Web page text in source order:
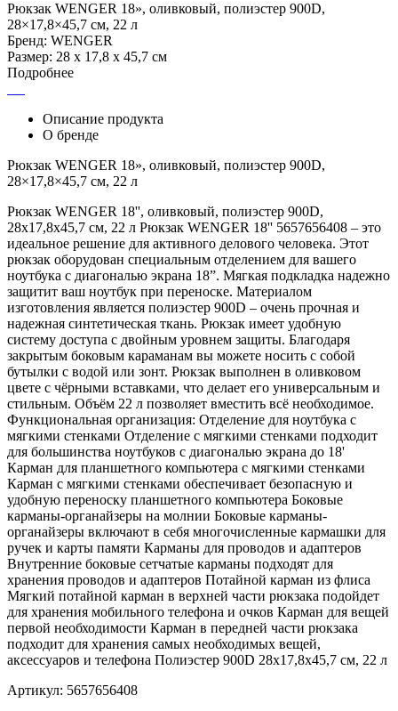
Рюкзак WENGER 18», оливковый, полиэстер 900D,
28×17,8×45,7 см, 22 л
Бренд: WENGER
Размер: 28 x 17,8 x 45,7 см
Подробнее
Описание продукта
О бренде
Рюкзак WENGER 18», оливковый, полиэстер 900D,
28×17,8×45,7 см, 22 л
Рюкзак WENGER 18'', оливковый, полиэстер 900D,
28x17,8x45,7 см, 22 л Рюкзак WENGER 18'' 5657656408 – это
идеальное решение для активного делового человека. Этот
рюкзак оборудован специальным отделением для вашего
ноутбука с диагональю экрана 18”. Мягкая подкладка надежно
защитит ваш ноутбук при переноске. Материалом
изготовления является полиэстер 900D – очень прочная и
надежная синтетическая ткань. Рюкзак имеет удобную
систему доступа с двойным уровнем защиты. Благодаря
закрытым боковым караманам вы можете носить с собой
бутылки с водой или зонт. Рюкзак выполнен в оливковом
цвете с чёрными вставками, что делает его универсальным и
стильным. Объём 22 л позволяет вместить всё необходимое.
Функциональная организация: Отделение для ноутбука с
мягкими стенками Отделение с мягкими стенками подходит
для большинства ноутбуков с диагональю экрана до 18'
Карман для планшетного компьютера с мягкими стенками
Карман с мягкими стенками обеспечивает безопасную и
удобную переноску планшетного компьютера Боковые
карманы-органайзеры на молнии Боковые карманы-
органайзеры включают в себя многочисленные кармашки для
ручек и карты памяти Карманы для проводов и адаптеров
Внутренние боковые сетчатые карманы подходят для
хранения проводов и адаптеров Потайной карман из флиса
Мягкий потайной карман в верхней части рюкзака подойдет
для хранения мобильного телефона и очков Карман для вещей
первой необходимости Карман в передней части рюкзака
подходит для хранения самых необходимых вещей,
аксессуаров и телефона Полиэстер 900D 28x17,8x45,7 см, 22 л
Артикул: 5657656408